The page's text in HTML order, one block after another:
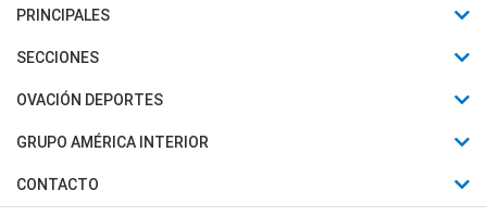
PRINCIPALES
Últimas Noticias
Política
Judiciales
SECCIONES
Horóscopo
Motores
Trucos caseros
OVACIÓN DEPORTES
Fútbol
Mundial
Automovilismo
GRUPO AMÉRICA INTERIOR
Canal 7 en Vivo
CONTACTO